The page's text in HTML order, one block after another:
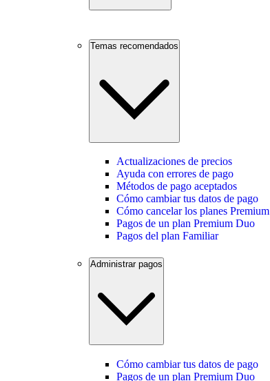
Temas recomendados
Actualizaciones de precios
Ayuda con errores de pago
Métodos de pago aceptados
Cómo cambiar tus datos de pago
Cómo cancelar los planes Premium
Pagos de un plan Premium Duo
Pagos del plan Familiar
Administrar pagos
Cómo cambiar tus datos de pago
Pagos de un plan Premium Duo